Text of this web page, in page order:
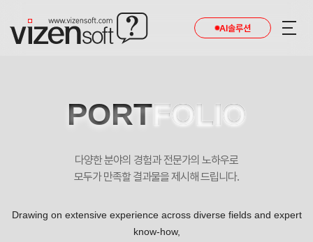
AI솔루션
PORTFOLIO
다양한 분야의 경험과 전문가의 노하우로
모두가 만족할 결과물을 제시해 드립니다.
Drawing on extensive experience across diverse fields and expert
know-how,